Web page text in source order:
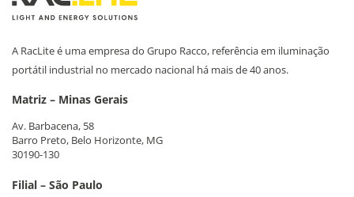
A RacLite é uma empresa do Grupo Racco, referência em iluminação
portátil industrial no mercado nacional há mais de 40 anos.
Matriz – Minas Gerais
Av. Barbacena, 58
Barro Preto, Belo Horizonte, MG
30190-130
Filial – São Paulo